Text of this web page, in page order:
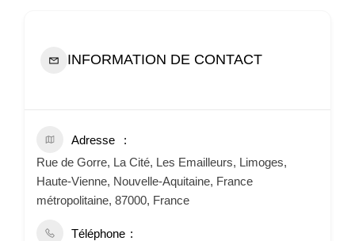
INFORMATION DE CONTACT
Adresse
Rue de Gorre, La Cité, Les Emailleurs, Limoges,
Haute-Vienne, Nouvelle-Aquitaine, France
métropolitaine, 87000, France
Téléphone